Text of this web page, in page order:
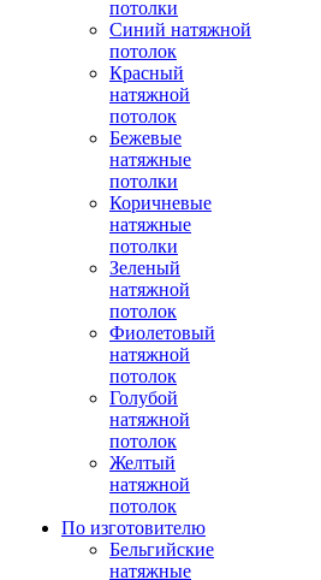
потолки
Синий натяжной
потолок
Красный
натяжной
потолок
Бежевые
натяжные
потолки
Коричневые
натяжные
потолки
Зеленый
натяжной
потолок
Фиолетовый
натяжной
потолок
Голубой
натяжной
потолок
Желтый
натяжной
потолок
По изготовителю
Бельгийские
натяжные